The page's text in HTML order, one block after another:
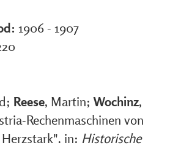
1906 - 1907
Reese, Martin;Wochinz,
Rechenmaschinen von
in: Historische